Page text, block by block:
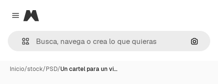
Close menu
Magnific
Inicio/stock/PSD/Un cartel para un vi…